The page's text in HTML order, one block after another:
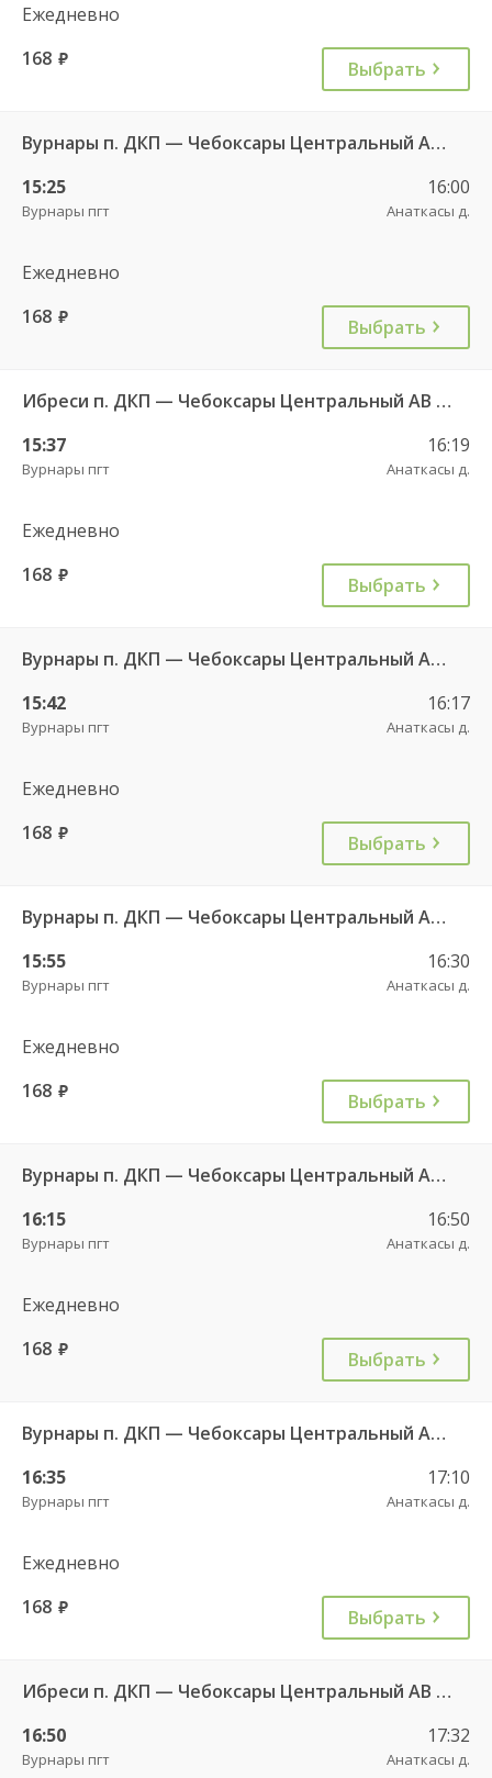
Ежедневно
168 руб. Выбрать
Вурнары п. ДКП — Чебоксары Центральный АВ 521
15:25
Вурнары пгт
16:00
Анаткасы д.
Ежедневно
168 руб. Выбрать
Ибреси п. ДКП — Чебоксары Центральный АВ 541
15:37
Вурнары пгт
16:19
Анаткасы д.
Ежедневно
168 руб. Выбрать
Вурнары п. ДКП — Чебоксары Центральный АВ 521
15:42
Вурнары пгт
16:17
Анаткасы д.
Ежедневно
168 руб. Выбрать
Вурнары п. ДКП — Чебоксары Центральный АВ 521
15:55
Вурнары пгт
16:30
Анаткасы д.
Ежедневно
168 руб. Выбрать
Вурнары п. ДКП — Чебоксары Центральный АВ 521
16:15
Вурнары пгт
16:50
Анаткасы д.
Ежедневно
168 руб. Выбрать
Вурнары п. ДКП — Чебоксары Центральный АВ 521
16:35
Вурнары пгт
17:10
Анаткасы д.
Ежедневно
168 руб. Выбрать
Ибреси п. ДКП — Чебоксары Центральный АВ 541
16:50
Вурнары пгт
17:32
Анаткасы д.